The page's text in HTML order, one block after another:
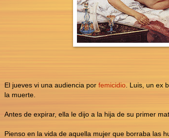
El jueves vi una audiencia por femicidio . Luis, un ex
la muerte.
Antes de expirar, ella le dijo a la hija de su primer
Pienso en la vida de aquella mujer que borraba las